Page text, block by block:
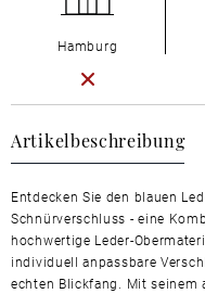
Artikelbeschreibung
Entdecken Sie den blauen
Schnürverschluss - eine
hochwertige Leder-
individuell anpassbare
echten Blickfang. Mit seinem
Hamburg